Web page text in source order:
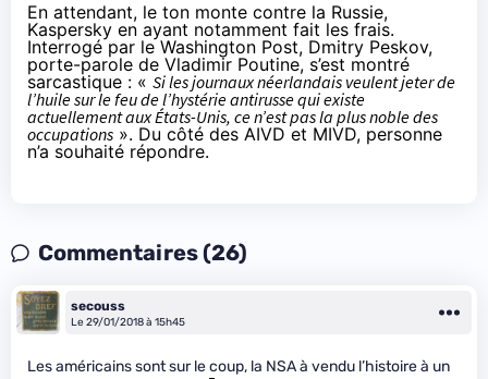
En attendant, le ton monte contre la Russie,
Kaspersky en ayant notamment fait les frais.
Interrogépar le Washington Post, Dmitry Peskov,
porte-parole de Vladimir Poutine, s’est montré
sarcastique : « Si les journaux néerlandais veulent jeter de
l’huile sur le feu de l’hystérie antirusse qui existe
actuellement aux États-Unis, ce n’est pas la plus noble des
occupations ». Du côté des AIVD et MIVD, personne
n’a souhaité répondre.
Commentaires (26)
secouss
Le 29/01/2018 à 15h45
Les américains sont sur le coup, la NSA à vendu l’histoire à un